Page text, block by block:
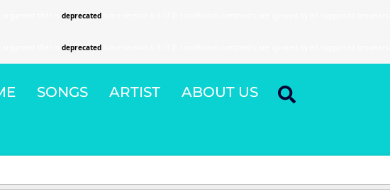
deprecated
deprecated
SONGS ARTIST ABOUT US